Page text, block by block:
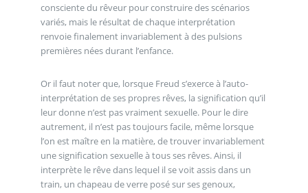
consciente du rêveur pour construire des scénarios
variés, mais le résultat de chaque interprétation
renvoie finalement invariablement à des pulsions
premières nées durant l’enfance.
Or il faut noter que, lorsque Freud s’exerce à l’auto-
interprétation de ses propres rêves, la signification qu’il
leur donne n’est pas vraiment sexuelle. Pour le dire
autrement, il n’est pas toujours facile, même lorsque
l’on est maître en la matière, de trouver invariablement
une signification sexuelle à tous ses rêves. Ainsi, il
interprète le rêve dans lequel il se voit assis dans un
train, un chapeau de verre posé sur ses genoux,